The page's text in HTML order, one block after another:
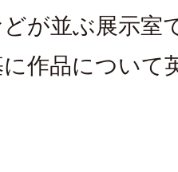
が並ぶ展示室
作品について